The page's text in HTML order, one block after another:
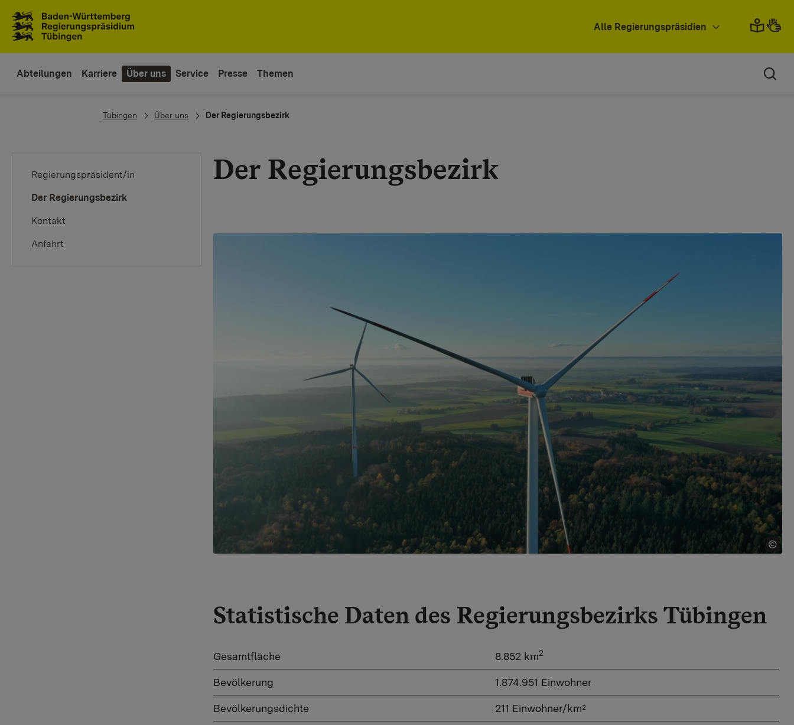
Alle Regierungspräsidien
Abteilungen Karriere Über uns Service Presse Themen
You are here:
Tübingen Über uns Der Regierungsbezirk
Regierungspräsident/in
Der Regierungsbezirk(current)
Kontakt
Anfahrt
Der Regierungsbezirk
Statistische Daten des Regierungsbezirks Tübingen
​Gesamtfläche ​8.852 km2
Bevölkerung ​1.874.951 Einwohner
​Bevölkerungsdichte ​211 Einwohner/km²